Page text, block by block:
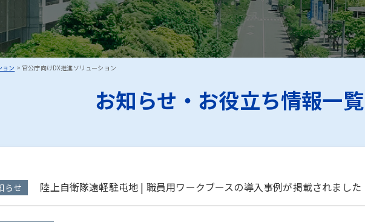
ョン > 官公庁向けDX推進ソリューション
お知らせ ：北國新聞に志賀町の町役場への復興支援（木製個室ブースの寄贈
お知らせ・お役立ち情報一覧
らせ 陸上自衛隊遠軽駐屯地 | 職員用ワークブースの導入事例が掲載されました